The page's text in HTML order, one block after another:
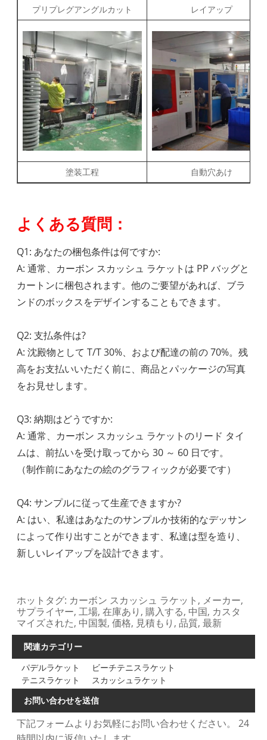
プリプレグアングルカット レイアップ
塗装工程 自動穴あけ
よくある質問：
Q1: あなたの梱包条件は何ですか:
A: 通常、カーボン スカッシュ ラケットは PP バッグと
カートンに梱包されます。他のご要望があれば、ブラ
ンドのボックスをデザインすることもできます。
Q2: 支払条件は?
A: 沈殿物として T/T 30%、および配達の前の 70%。残
高をお支払いいただく前に、商品とパッケージの写真
をお見せします。
Q3: 納期はどうですか:
A: 通常、カーボン スカッシュ ラケットのリード タイ
ムは、前払いを受け取ってから 30 ～ 60 日です。
（制作前にあなたの絵のグラフィックが必要です）
Q4: サンプルに従って生産できますか?
A: はい、私達はあなたのサンプルか技術的なデッサン
によって作り出すことができます、私達は型を造り、
新しいレイアップを設計できます。
ホットタグ: カーボン スカッシュ ラケット, メーカー,
サプライヤー, 工場, 在庫あり, 購入する, 中国, カスタ
マイズされた, 中国製, 価格, 見積もり, 品質, 最新
関連カテゴリー
パデルラケット
ビーチテニスラケット
テニスラケット
スカッシュラケット
お問い合わせを送信
下記フォームよりお気軽にお問い合わせください。 24